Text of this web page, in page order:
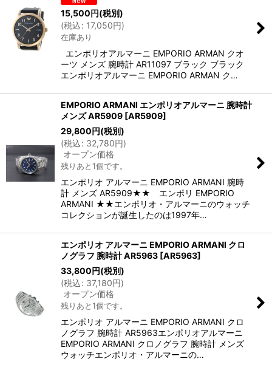
15,500円(税別)
(税込: 17,050円)
在庫あり
エンポリオアルマーニ EMPORIO ARMAN クオ
ーツ メンズ 腕時計 AR11097 ブラック ブラック
エンポリオアルマーニ EMPORIO ARMAN ク…
EMPORIO ARMANI エンポリオアルマーニ 腕時計
メンズ AR5909 [AR5909]
29,800円(税別)
(税込: 32,780円)
オープン価格
残りあと1個です。
エンポリオ アルマーニ EMPORIO ARMANI 腕時
計 メンズ AR5909★★ エンポリ EMPORIO
ARMANI ★★エンポリオ・アルマーニのウォッチ
コレクションが誕生したのは1997年…
エンポリオ アルマーニ EMPORIO ARMANI クロ
ノグラフ 腕時計 AR5963 [AR5963]
33,800円(税別)
(税込: 37,180円)
オープン価格
残りあと1個です。
エンポリオ アルマーニ EMPORIO ARMANI クロ
ノグラフ 腕時計 AR5963エンポリオアルマーニ
EMPORIO ARMANI クロノグラフ 腕時計 メンズ
ウォッチエンポリオ・アルマーニの…